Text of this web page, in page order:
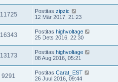
11725 Postitas zipzic
12 Mär 2017, 21:23
16343 Postitas highvoltage
25 Dets 2016, 22:30
13173 Postitas highvoltage
08 Aug 2016, 05:21
9291 Postitas Carat_EST
26 Juul 2016, 09:44